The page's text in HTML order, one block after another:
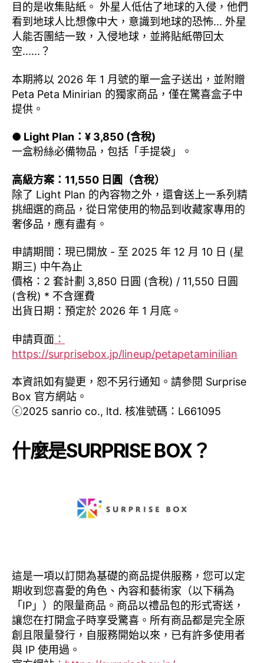
目的是收集貼紙。 外星人低估了地球的入侵，他們
看到地球人比想像中大，意識到地球的恐怖... 外星
人能否團結一致，入侵地球，並將貼紙帶回太
空......？
本期將以 2026 年 1 月號的單一盒子送出，並附贈
Peta Peta Minirian 的獨家商品，僅在驚喜盒子中
提供。
● Light Plan：¥ 3,850 (含稅)
一盒粉絲必備物品，包括「手提袋」。
高級方案：11,550 日圓（含稅）
除了 Light Plan 的內容物之外，還會送上一系列精
挑細選的商品，從日常使用的物品到收藏家專用的
奢侈品，應有盡有。
申請期間：現已開放 - 至 2025 年 12 月 10 日 (星
期三) 中午為止
價格：2 套計劃 3,850 日圓 (含稅) / 11,550 日圓
(含稅) * 不含運費
出貨日期：預定於 2026 年 1 月底。
申請頁面 ：
https://surprisebox.jp/lineup/petapetaminilian
本資訊如有變更，恕不另行通知。請參閱 Surprise
Box 官方網站。
ⓒ2025 sanrio co., ltd. 核准號碼：L661095
什麼是SURPRISE BOX？
這是一項以訂閱為基礎的商品提供服務，您可以定
期收到您喜愛的角色、內容和藝術家（以下稱為
「IP」）的限量商品。商品以禮品包的形式寄送，
讓您在打開盒子時享受驚喜。所有商品都是完全原
創且限量發行，自服務開始以來，已有許多使用者
與 IP 使用過。